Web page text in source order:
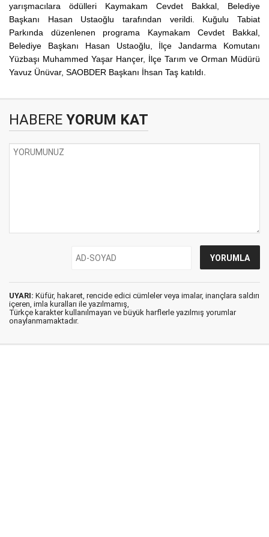
yarışmacılara ödülleri Kaymakam Cevdet Bakkal, Belediye
Başkanı Hasan Ustaoğlu tarafından verildi.
Kuğulu Tabiat
Parkında düzenlenen programa Kaymakam Cevdet Bakkal,
Belediye Başkanı Hasan Ustaoğlu, İlçe Jandarma Komutanı
Yüzbaşı Muhammed Yaşar Hançer, İlçe Tarım ve Orman Müdürü
Yavuz Ünüvar, SAOBDER Başkanı İhsan Taş katıldı.
HABERE YORUM KAT
UYARI: Küfür, hakaret, rencide edici cümleler veya imalar, inançlara saldırı
içeren, imla kuralları ile yazılmamış,
Türkçe karakter kullanılmayan ve büyük harflerle yazılmış yorumlar
onaylanmamaktadır.